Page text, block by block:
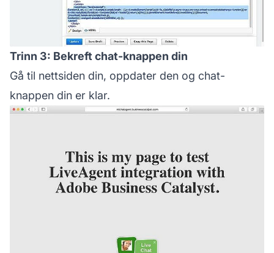
Trinn 3: Bekreft chat-knappen din
Gå til nettsiden din, oppdater den og chat-
knappen din er klar.